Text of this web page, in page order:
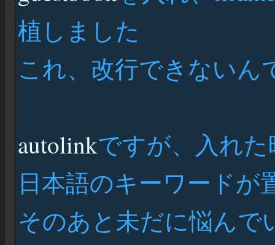
植しました
これ、改行できないん
autolinkですが、入れ
日本語のキーワードが
そのあと未だに悩んで